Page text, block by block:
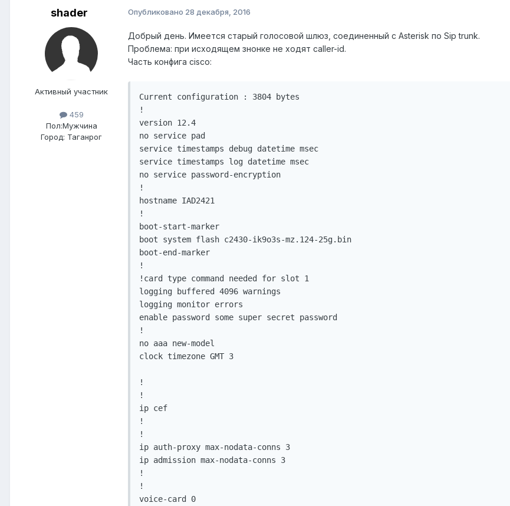
shader
Активный участник
459
Пол:Мужчина
Город: Таганрог
Опубликовано 28 декабря, 2016
Добрый день. Имеется старый голосовой шлюз, соединенный с Asterisk по Sip trunk.
Проблема: при исходящем знонке не ходят caller-id.
Часть конфига cisco:
Current configuration : 3804 bytes
!
version 12.4
no service pad
service timestamps debug datetime msec
service timestamps log datetime msec
no service password-encryption
!
hostname IAD2421
!
boot-start-marker
boot system flash c2430-ik9o3s-mz.124-25g.bin
boot-end-marker
!
!card type command needed for slot 1
logging buffered 4096 warnings
logging monitor errors
enable password some super secret password
!
no aaa new-model
clock timezone GMT 3
!
!
ip cef
!
!
ip auth-proxy max-nodata-conns 3
ip admission max-nodata-conns 3
!
!
voice-card 0